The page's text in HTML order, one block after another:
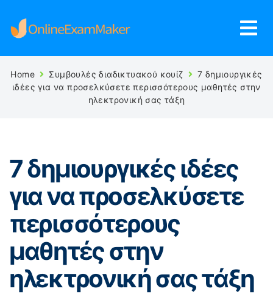
Home Συμβουλές διαδικτυακού κουίζ
7 δημιουργικές
ιδέες για να προσελκύσετε περισσότερους μαθητές στην
ηλεκτρονική σας τάξη
7 δημιουργικές ιδέες
για να προσελκύσετε
περισσότερους
μαθητές στην
ηλεκτρονική σας τάξη